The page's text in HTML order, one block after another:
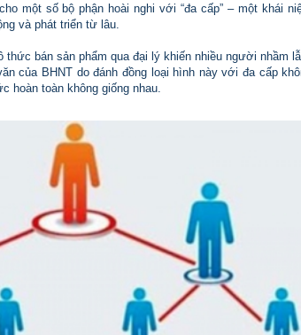
một số bộ phận hoài nghi với “đa cấp” – một khái
và phát triển từ lâu.
bán sản phẩm qua đại lý khiến nhiều người nhầm
của BHNT do đánh đồng loại hình này với đa cấp
hoàn toàn không giống nhau.